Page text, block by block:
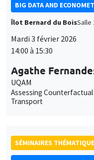
BIG DATA AND
Îlot Bernard du BoisSalle
Mardi 3 février 2026
14:00 à 15:30
Agathe
UQAM
Assessing Counterfactual
Transport
SÉMINAIRES